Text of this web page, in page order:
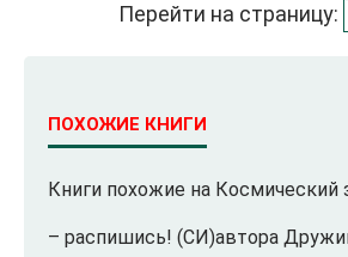
Перейти на страницу:
ПОХОЖИЕ КНИГИ
Книги похожие на Космический
– распишись! (СИ)автора